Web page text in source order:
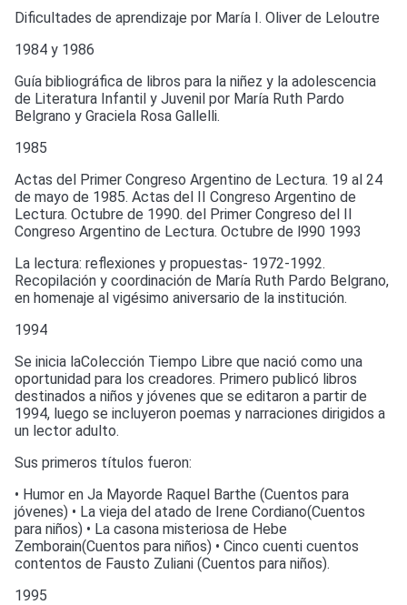
Dificultades de aprendizaje por María I. Oliver de Leloutre
1984 y 1986
Guía bibliográfica de libros para la niñez y la adolescencia
de Literatura Infantil y Juvenil por María Ruth Pardo
Belgrano y Graciela Rosa Gallelli.
1985
Actas del Primer Congreso Argentino de Lectura. 19 al 24
de mayo de 1985. Actas del II Congreso Argentino de
Lectura. Octubre de 1990. del Primer Congreso del II
Congreso Argentino de Lectura. Octubre de l990 1993
La lectura: reflexiones y propuestas- 1972-1992.
Recopilación y coordinación de María Ruth Pardo Belgrano,
en homenaje al vigésimo aniversario de la institución.
1994
Se inicia laColección Tiempo Libre que nació como una
oportunidad para los creadores. Primero publicó libros
destinados a niños y jóvenes que se editaron a partir de
1994, luego se incluyeron poemas y narraciones dirigidos a
un lector adulto.
Sus primeros títulos fueron:
• Humor en Ja Mayorde Raquel Barthe (Cuentos para
jóvenes) • La vieja del atado de Irene Cordiano(Cuentos
para niños) • La casona misteriosa de Hebe
Zemborain(Cuentos para niños) • Cinco cuenti cuentos
contentos de Fausto Zuliani (Cuentos para niños).
1995